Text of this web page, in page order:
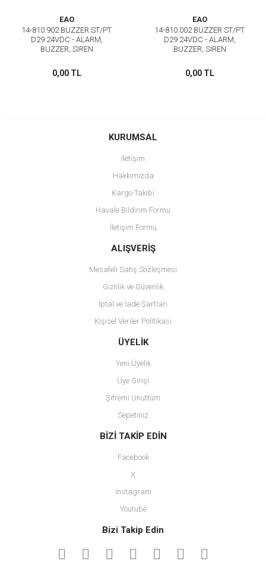
EAO
14-810.902 BUZZER ST/PT
D29 24VDC - ALARM,
BUZZER, SIREN
0,00 TL
EAO
14-810.002 BUZZER ST/PT
D29 24VDC - ALARM,
BUZZER, SIREN
0,00 TL
KURUMSAL
İletişim
Hakkımızda
Kargo Takibi
Havale Bildirim Formu
İletişim Formu
ALIŞVERİŞ
Mesafeli Satış Sözleşmesi
Gizlilik ve Güvenlik
İptal ve İade Şartları
Kişisel Veriler Politikası
ÜYELİK
Yeni Üyelik
Üye Girişi
Şifremi Unuttum
Sepetiniz
BİZİ TAKİP EDİN
Facebook
X
Instagram
Youtube
Bizi Takip Edin